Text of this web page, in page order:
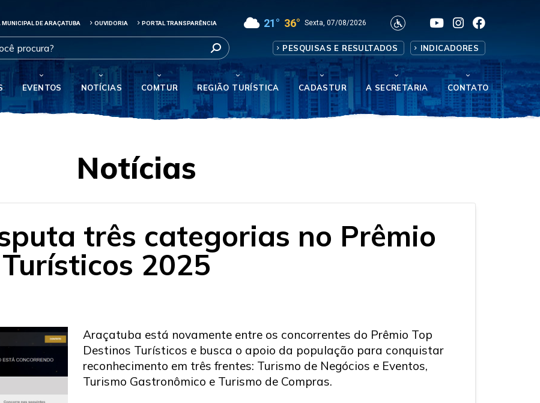
MUNICIPAL DE ARAÇATUBA OUVIDORIA PORTAL TRANSPARÊNCIA 21° 36° Sexta, 07/08/2026
PESQUISAS E RESULTADOS INDICADORES
EVENTOS NOTÍCIAS COMTUR REGIÃO TURÍSTICA CADASTUR A SECRETARIA CONTATO
Notícias
três categorias no Prêmio
2025
Araçatuba está novamente entre os concorrentes do Prêmio Top
Destinos Turísticos e busca o apoio da população para conquistar
reconhecimento em três frentes: Turismo de Negócios e Eventos,
Turismo Gastronômico e Turismo de Compras.